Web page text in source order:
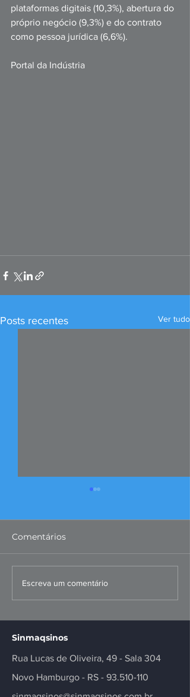
plataformas digitais (10,3%), abertura do
próprio negócio (9,3%) e do contrato
como pessoa jurídica (6,6%).
Portal da Indústria
Posts recentes Ver tudo
FIERGS: corte da Selic é
positivo, mas
Comentários
Escreva um comentário
Sinmaqsinos
Rua Lucas de Oliveira, 49 - Sala 304
Novo Hamburgo - RS - 93.510-110